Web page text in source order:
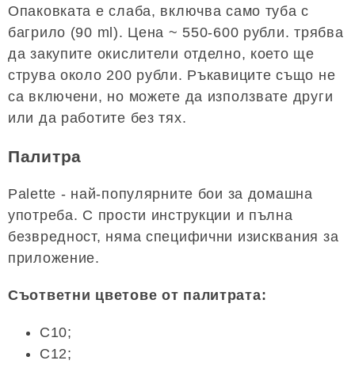
Опаковката е слаба, включва само туба с
багрило (90 ml). Цена ~ 550-600 рубли. трябва
да закупите окислители отделно, което ще
струва около 200 рубли. Ръкавиците също не
са включени, но можете да използвате други
или да работите без тях.
Палитра
Palette - най-популярните бои за домашна
употреба. С прости инструкции и пълна
безвредност, няма специфични изисквания за
приложение.
Съответни цветове от палитрата:
C10;
C12;